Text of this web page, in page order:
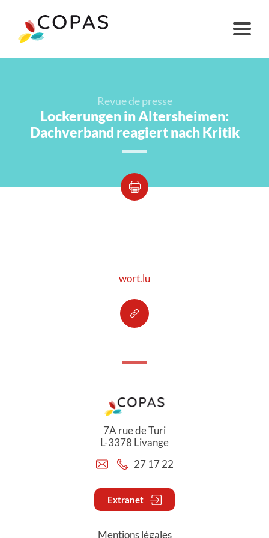
Revue de presse
Lockerungen in Altersheimen:
Dachverband reagiert nach Kritik
wort.lu
7A rue de Turi
L-3378 Livange
27 17 22
Extranet
Mentions légales